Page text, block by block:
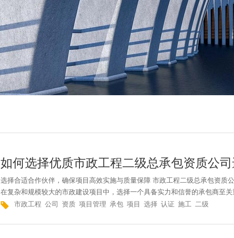
如何选择优质市政工程二级总承包资质公司
选择合适合作伙伴，确保项目高效实施与质量保障 市政工程二级总承包资质
在复杂和规模较大的市政建设项目中，选择一个具备实力和信誉的承包商至
市政工程 公司 资质 项目管理 承包 项目 选择 认证 施工 二级